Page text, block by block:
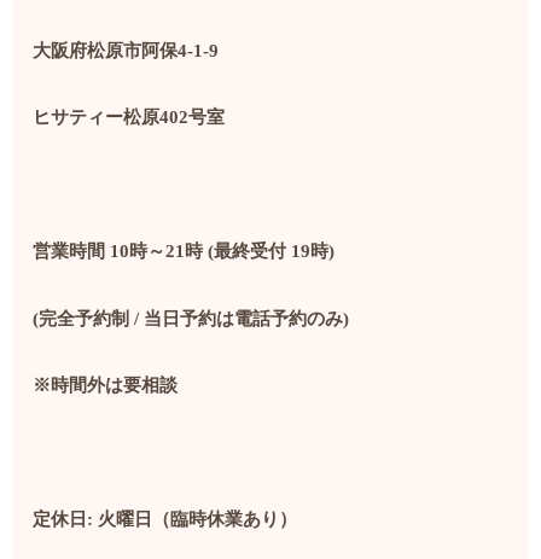
大阪府松原市阿保4-1-9
ヒサティー松原402号室
営業時間 10時～21時 (最終受付 19時)
(完全予約制 / 当日予約は電話予約のみ)
※時間外は要相談
定休日: 火曜日（臨時休業あり）